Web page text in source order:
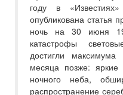
году в
опубликована статья
ночь на 30 июня
катастрофы
достигли
месяца позже: яркие
ночного неба,
распространение